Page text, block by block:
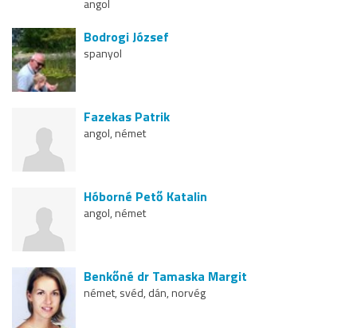
angol
Bodrogi József
spanyol
Fazekas Patrik
angol, német
Hóborné Pető Katalin
angol, német
Benkőné dr Tamaska Margit
német, svéd, dán, norvég